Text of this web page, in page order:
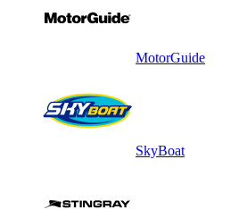
MotorGuide
SkyBoat